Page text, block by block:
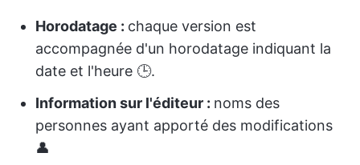
Horodatage : chaque version est
accompagnée d'un horodatage indiquant la
date et l'heure 🕒.
Information sur l'éditeur : noms des
personnes ayant apporté des modifications
👤